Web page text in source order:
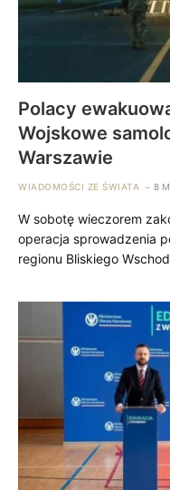
Polacy
Wojskowe
Warszawie
WIADOMOŚCI ZE ŚWIATA 8
W sobotę wieczorem
operacja sprowadzenia
regionu Bliskiego